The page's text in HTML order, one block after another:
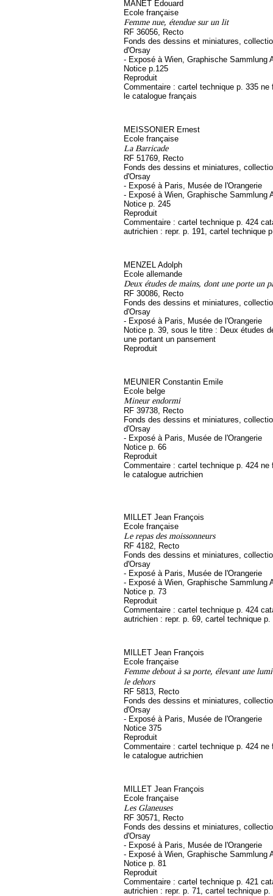
MANET Edouard
Ecole française
Femme nue, étendue sur un lit
RF 36056, Recto
Fonds des dessins et miniatures,
d'Orsay
- Exposé à Wien, Graphische Sammlung
Notice p.125
Reproduit
Commentaire : cartel technique p. 335 ne
le catalogue français
MEISSONIER Ernest
Ecole française
La Barricade
RF 51769, Recto
Fonds des dessins et miniatures,
d'Orsay
- Exposé à Paris, Musée de l'Orangerie
- Exposé à Wien, Graphische Sammlung
Notice p. 245
Reproduit
Commentaire : cartel technique p. 424
autrichien : repr. p. 191, cartel technique
MENZEL Adolph
Ecole allemande
Deux études de mains, dont une porte un
RF 30086, Recto
Fonds des dessins et miniatures,
d'Orsay
- Exposé à Paris, Musée de l'Orangerie
Notice p. 39, sous le titre : Deux études
une portant un pansement
Reproduit
MEUNIER Constantin Emile
Ecole belge
Mineur endormi
RF 39738, Recto
Fonds des dessins et miniatures,
d'Orsay
- Exposé à Paris, Musée de l'Orangerie
Notice p. 66
Reproduit
Commentaire : cartel technique p. 424 ne
le catalogue autrichien
MILLET Jean François
Ecole française
Le repas des moissonneurs
RF 4182, Recto
Fonds des dessins et miniatures,
d'Orsay
- Exposé à Paris, Musée de l'Orangerie
- Exposé à Wien, Graphische Sammlung
Notice p. 73
Reproduit
Commentaire : cartel technique p. 424
autrichien : repr. p. 69, cartel technique p.
MILLET Jean François
Ecole française
Femme debout à sa porte, élevant une
le dehors
RF 5813, Recto
Fonds des dessins et miniatures,
d'Orsay
- Exposé à Paris, Musée de l'Orangerie
Notice 375
Reproduit
Commentaire : cartel technique p. 424 ne
le catalogue autrichien
MILLET Jean François
Ecole française
Les Glaneuses
RF 30571, Recto
Fonds des dessins et miniatures,
d'Orsay
- Exposé à Paris, Musée de l'Orangerie
- Exposé à Wien, Graphische Sammlung
Notice p. 81
Reproduit
Commentaire : cartel technique p. 421
autrichien : repr. p. 71, cartel technique p.